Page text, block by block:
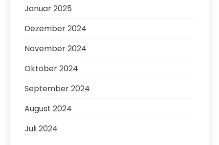
Januar 2025
Dezember 2024
November 2024
Oktober 2024
September 2024
August 2024
Juli 2024